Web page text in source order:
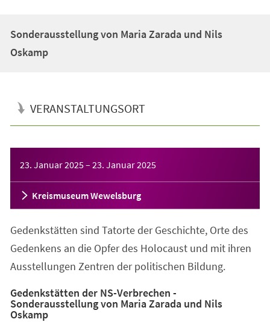
Sonderausstellung von Maria Zarada und Nils
Oskamp
VERANSTALTUNGSORT
23. Januar 2025– 23. Januar 2025
Kreismuseum Wewelsburg
Gedenkstätten sind Tatorte der Geschichte, Orte des
Gedenkens an die Opfer des Holocaust und mit ihren
Ausstellungen Zentren der politischen Bildung.
Gedenkstätten der NS-Verbrechen -
Sonderausstellung von Maria Zarada und Nils
Oskamp